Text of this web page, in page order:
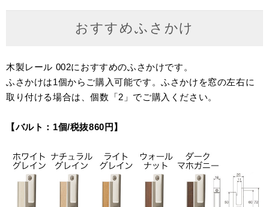
おすすめふさかけ
木製レール 002におすすめのふさかけです。
ふさかけは1個からご購入可能です。ふさかけを窓の左右に
取り付ける場合は、個数「2」でご購入ください。
【バルト：1個/税抜860 円】